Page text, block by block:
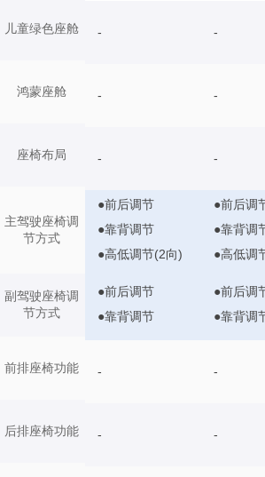
儿童绿色座舱
鸿蒙座舱
座椅布局
主驾驶座椅调
节方式
副驾驶座椅调
节方式
前排座椅功能
后排座椅功能
- -
- -
- -
●前后调节
●靠背调节
●高低调节(2向)
●前后调
●靠背调
●高低调
●前后调节
●靠背调节
●前后调
●靠背调
- -
- -